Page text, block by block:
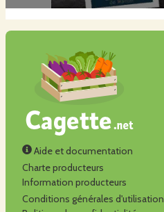
Aide et documentation
Charte producteurs
Information producteurs
Conditions générales d'utilisation